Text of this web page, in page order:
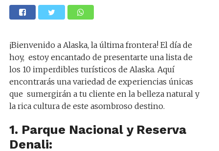
¡Bienvenido a Alaska, la última frontera! El día de
hoy, estoy encantado de presentarte una lista de
los 10 imperdibles turísticos de Alaska. Aquí
encontrarás una variedad de experiencias únicas
que sumergirán a tu cliente en la belleza natural y
la rica cultura de este asombroso destino.
1. Parque Nacional y Reserva
Denali: